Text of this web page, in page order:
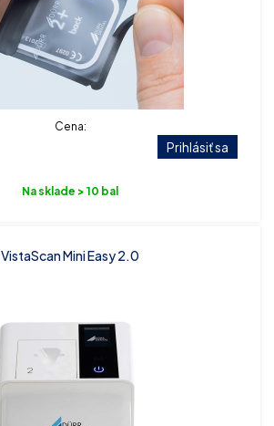
Cena:
Prihlásiť sa
Na sklade > 10 bal
VistaScan Mini Easy 2.0